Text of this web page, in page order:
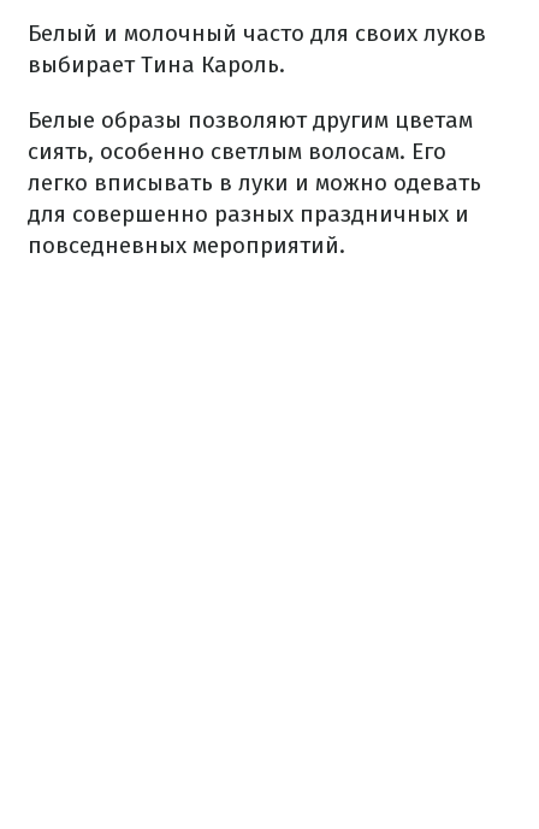
Белый и молочный часто для своих луков
выбирает Тина Кароль.
Белые образы позволяют другим цветам
сиять, особенно светлым волосам. Его
легко вписывать в луки и можно одевать
для совершенно разных праздничных и
повседневных мероприятий.